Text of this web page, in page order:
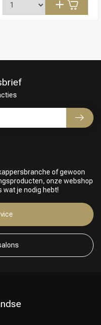
of gewoon
onze webshop
wat je nodig hebt!